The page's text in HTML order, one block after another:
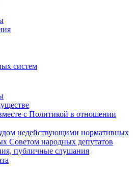
систем
с Политикой в отношении
недействующими нормативных
Советом народных депутатов
публичные слушания